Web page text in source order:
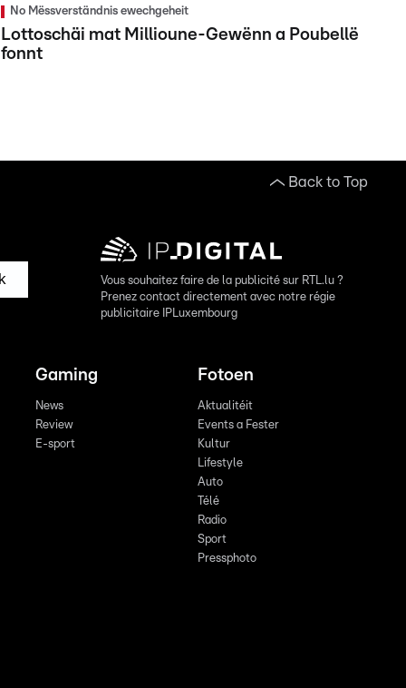
No Mëssverständnis ewechgeheit
Lottoschäi mat Millioune-Gewënn a Poubellë
fonnt
Back to Top
Vous souhaitez faire de la publicité sur RTL.lu ?
Prenez contact directement avec notre régie
publicitaire IPLuxembourg
Gaming
News
Review
E-sport
Fotoen
Aktualitéit
Events a Fester
Kultur
Lifestyle
Auto
Télé
Radio
Sport
Pressphoto